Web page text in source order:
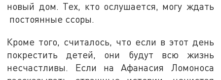
новый дом. Тех, кто ослушается, могу ждать
постоянные ссоры.
Кроме того, считалось, что если в этот день
покрестить детей, они будут всю жизнь
несчастливы. Если на Афанасия Ломоноса